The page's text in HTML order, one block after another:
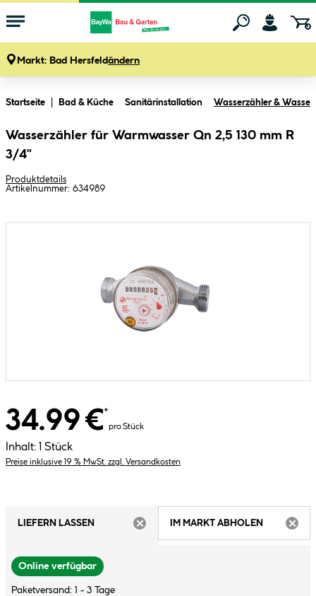
Markt: Bad Hersfeldändern
Startseite Bad & Küche Sanitärinstallation Wasserzähler &
Wasserzähler für Warmwasser Qn 2,5 130 mm R
3/4"
Produktdetails
Artikelnummer: 634989
34.99 €*
pro Stück
Inhalt: 1 Stück
Preise inklusive 19 % MwSt. zzgl. Versandkosten
LIEFERN LASSEN
IM MARKT ABHOLEN
Online verfügbar
Paketversand: 1 - 3 Tage